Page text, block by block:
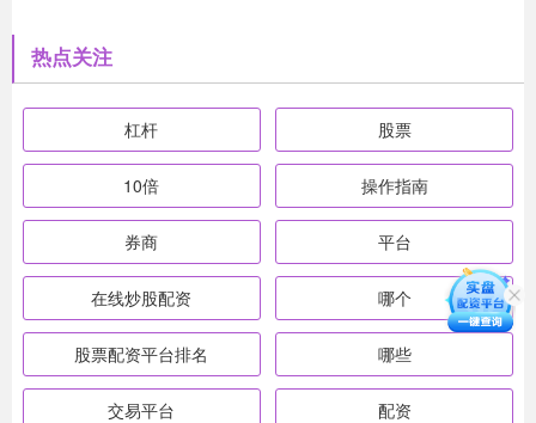
热点关注
杠杆 股票
10倍 操作指南
券商 平台
在线炒股配资 哪个
股票配资平台排名 哪些
交易平台 配资